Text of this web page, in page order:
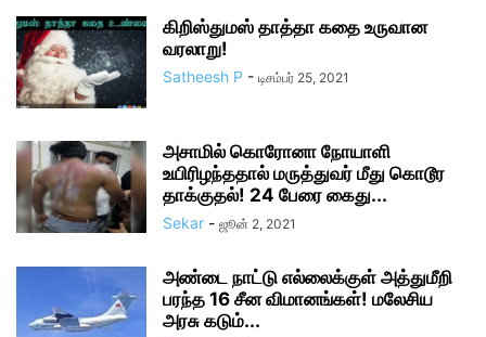
கிறிஸ்துமஸ் தாத்தா கதை உருவான
வரலாறு!
Satheesh P - டிசம்பர் 25, 2021
அசாமில் கொரோனா நோயாளி
உயிரிழந்ததால் மருத்துவர் மீது கொடூர
தாக்குதல்! 24 பேரை கைது...
Sekar - ஜூன் 2, 2021
அண்டை நாட்டு எல்லைக்குள் அத்துமீறி
பரந்த 16 சீன விமானங்கள்! மலேசிய
அரசு கடும்...